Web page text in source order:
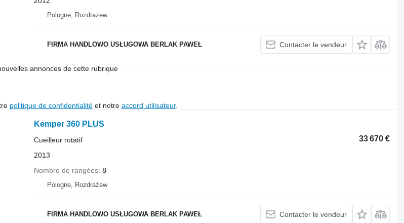
Pologne, Rozdrażew
FIRMA HANDLOWO USŁUGOWA BERLAK PAWEŁ Contacter le vendeur
annonces de cette rubrique
politique de confidentialitéet notre accord utilisateur.
Kemper 360 PLUS
33 670 €
Cueilleur rotatif
2013
Nombre de rangées 8
Pologne, Rozdrażew
FIRMA HANDLOWO USŁUGOWA BERLAK PAWEŁ Contacter le vendeur